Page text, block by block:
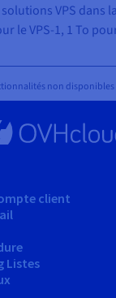
solutions VPS dans
le VPS-1, 1 To
non disponibles
client
Listes